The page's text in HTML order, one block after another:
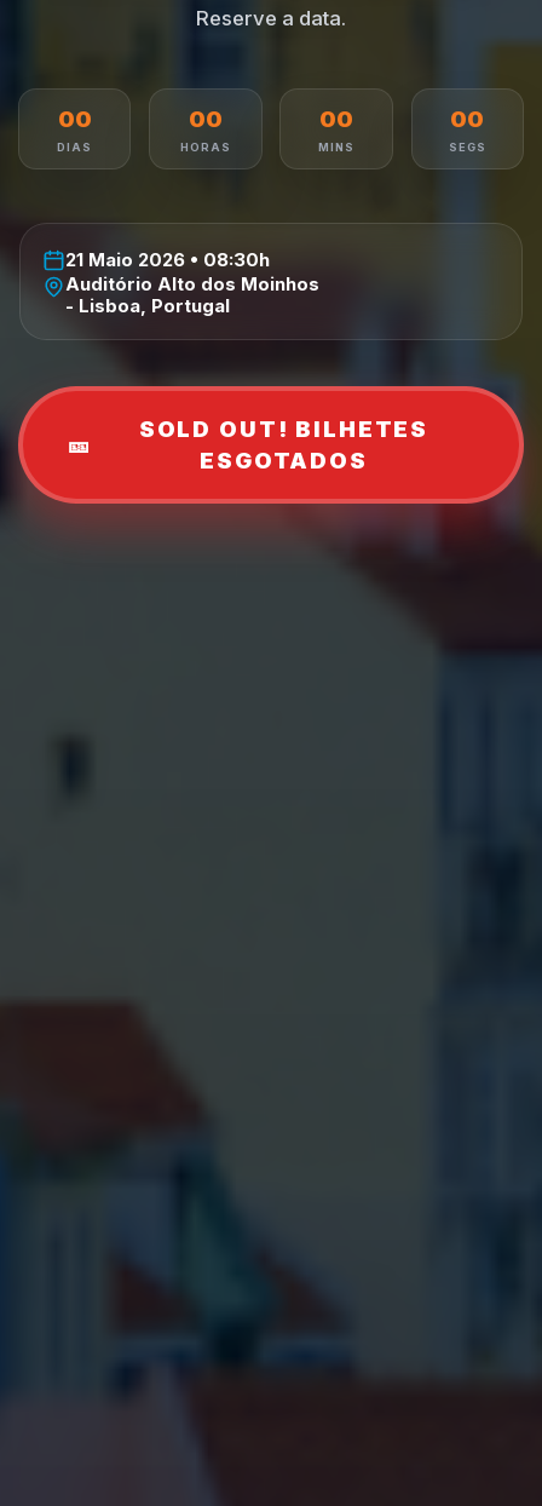
Reserve a data.
00
DIAS
00
HORAS
00
MINS
00
SEGS
21 Maio 2026 • 08:30h
Auditório Alto dos Moinhos
- Lisboa, Portugal
🎫
SOLD OUT! BILHETES
ESGOTADOS